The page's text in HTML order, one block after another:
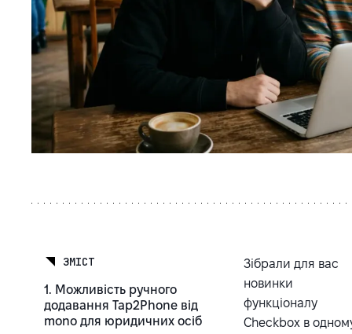
ЗМІСТ
1. Можливість ручного
додавання Tap2Phone від
mono для юридичних осіб
Зібрали для вас
новинки
функціоналу
Checkbox в